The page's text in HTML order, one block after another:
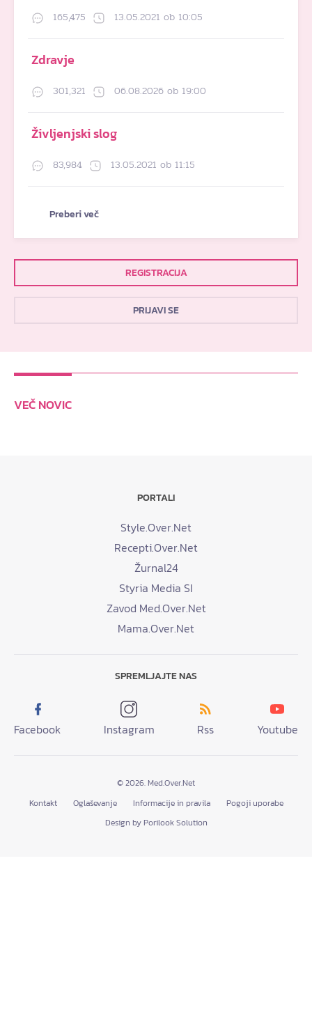
165,475 13.05.2021 ob 10:05
Zdravje
301,321 06.08.2026 ob 19:00
Življenjski slog
83,984 13.05.2021 ob 11:15
Preberi več
REGISTRACIJA
PRIJAVI SE
VEČ NOVIC
PORTALI
Style.Over.Net
Recepti.Over.Net
Žurnal24
Styria Media SI
Zavod Med.Over.Net
Mama.Over.Net
SPREMLJAJTE NAS
Facebook Instagram Rss Youtube
© 2026. Med.Over.Net
Kontakt
Oglaševanje Informacije in pravila
Pogoji uporabe
Design by Porilook Solution